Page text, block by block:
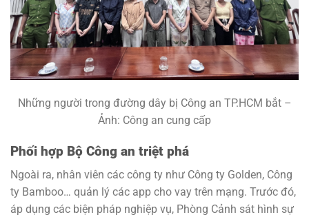
Những người trong đường dây bị Công an TP.HCM bắt –
Ảnh: Công an cung cấp
Phối hợp Bộ Công an triệt phá
Ngoài ra, nhân viên các công ty như Công ty Golden, Công
ty Bamboo… quản lý các app cho vay trên mạng. Trước đó,
áp dụng các biện pháp nghiệp vụ, Phòng Cảnh sát hình sự